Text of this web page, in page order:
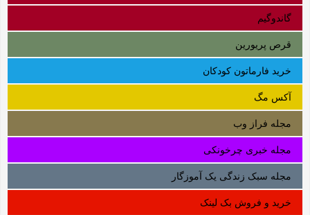
گاندوگیم
قرص پریورین
خرید فارماتون کودکان
آکس مگ
مجله فراز وب
مجله خبری چرخونکی
مجله سبک زندگی یک آموزگار
خرید و فروش بک لینک